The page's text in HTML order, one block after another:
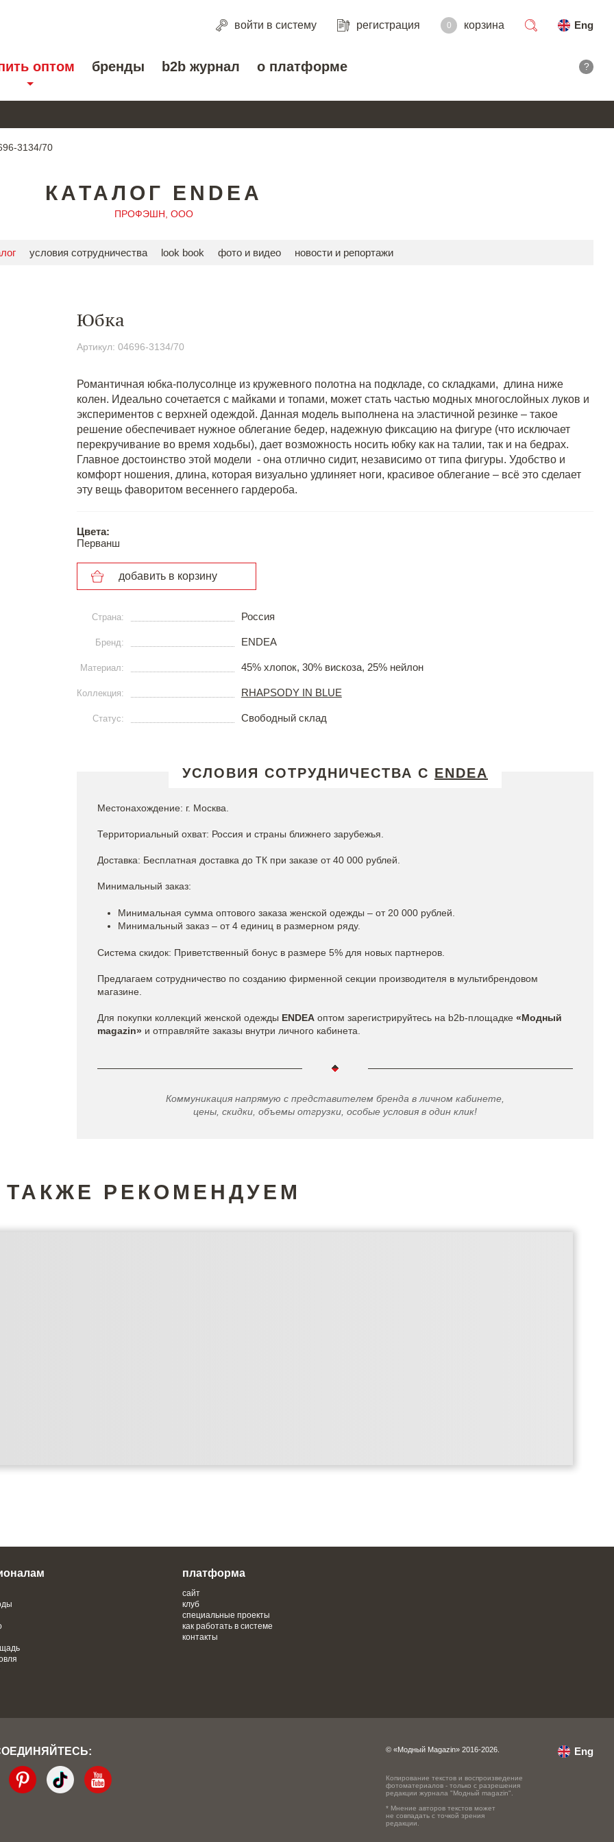
войти в систему регистрация 0 корзина
Eng
оптом бренды b2b журнал о платформе ?
3134/70
КАТАЛОГ ENDEA
ПРОФЭШН, ООО
условия сотрудничества look book фото и видео новости и репортажи
Юбка
Артикул: 04696-3134/70
Романтичная юбка-полусолнце из кружевного полотна на подкладе, со складками, длина ниже
колен. Идеально сочетается с майками и топами, может стать частью модных многослойных луков и
экспериментов с верхней одеждой. Данная модель выполнена на эластичной резинке – такое
решение обеспечивает нужное облегание бедер, надежную фиксацию на фигуре (что исключает
перекручивание во время ходьбы), дает возможность носить юбку как на талии, так и на бедрах.
Главное достоинство этой модели - она отлично сидит, независимо от типа фигуры. Удобство и
комфорт ношения, длина, которая визуально удлиняет ноги, красивое облегание – всё это сделает
эту вещь фаворитом весеннего гардероба.
Цвета:
Перванш
добавить в корзину
Страна: Россия
Бренд: ENDEA
Материал: 45% хлопок, 30% вискоза, 25% нейлон
Коллекция: RHAPSODY IN BLUE
Статус: Свободный склад
УСЛОВИЯ СОТРУДНИЧЕСТВА С ENDEA
Местонахождение: г. Москва.
Территориальный охват: Россия и страны ближнего зарубежья.
Доставка: Бесплатная доставка до ТК при заказе от 40 000 рублей.
Минимальный заказ:
Минимальная сумма оптового заказа женской одежды – от 20 000 рублей.
Минимальный заказ – от 4 единиц в размерном ряду.
Система скидок: Приветственный бонус в размере 5% для новых партнеров.
Предлагаем сотрудничество по созданию фирменной секции производителя в мультибрендовом
магазине.
Для покупки коллекций женской одежды ENDEA оптом зарегистрируйтесь на b2b-площадке «Модный
magazin» и отправляйте заказы внутри личного кабинета.
Коммуникация напрямую с представителем бренда в личном кабинете,
цены, скидки, объемы отгрузки, особые условия в один клик!
ТАКЖЕ РЕКОМЕНДУЕМ
платформа
сайт
клуб
специальные проекты
как работать в системе
контакты
© «Модный Magazin» 2016-2026.
Копирование текстов и воспроизведение
фотоматериалов - только с разрешения
редакции журнала "Модный magazin".
* Мнение авторов текстов может
не совпадать с точкой зрения
редакции.
Eng